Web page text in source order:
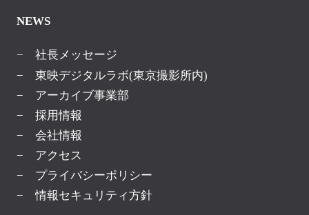
NEWS
− 社長メッセージ
− 東映デジタルラボ(東京撮影所内)
− アーカイブ事業部
− 採用情報
− 会社情報
− アクセス
− プライバシーポリシー
− 情報セキュリティ方針